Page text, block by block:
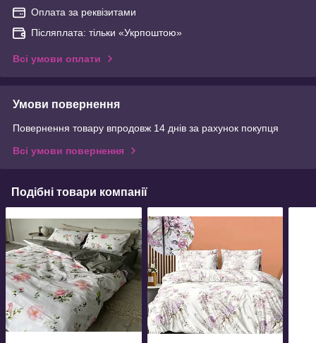
Оплата за реквізитами
Післяплата: тільки «Укрпоштою»
Всі умови оплати
Умови повернення
Повернення товару впродовж 14 днів за рахунок покупця
Всі умови повернення
Подібні товари компанії